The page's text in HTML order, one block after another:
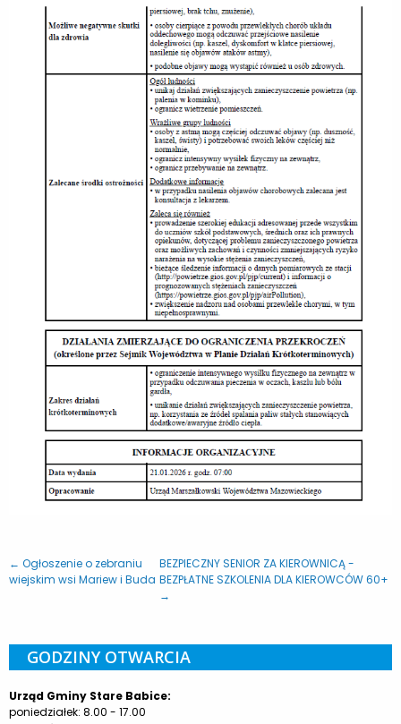
← Ogłoszenie o zebraniu
wiejskim wsi Mariew i Buda
BEZPIECZNY SENIOR ZA KIEROWNICĄ -
BEZPŁATNE SZKOLENIA DLA KIEROWCÓW 60+
→
GODZINY OTWARCIA
Urząd Gminy Stare Babice:
poniedziałek: 8.00 - 17.00